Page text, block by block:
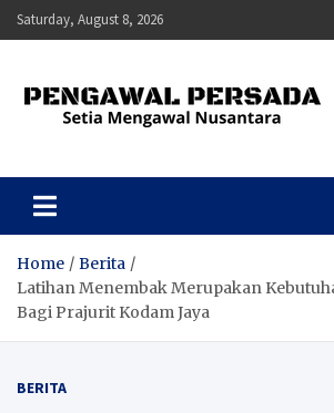
Skip
to
Saturday, August 8, 2026
Pengawal Persada
Home
Berita
Latihan Menembak Merupakan
Bagi Prajurit Kodam Jaya
BERITA